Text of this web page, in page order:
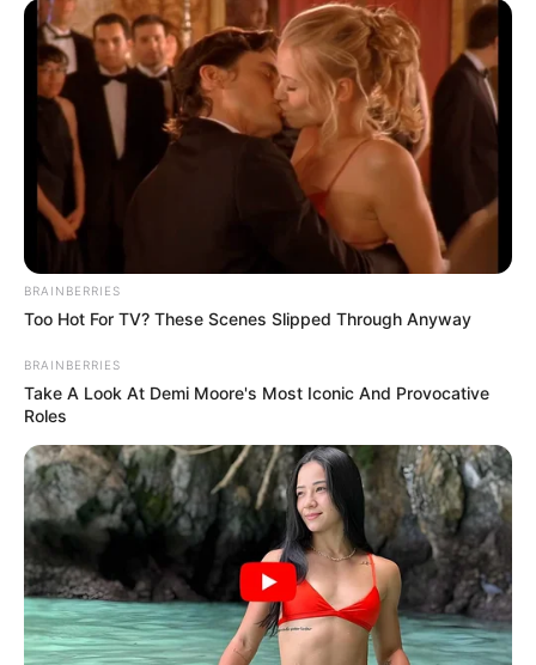
BRAINBERRIES
Too Hot For TV? These Scenes Slipped Through Anyway
BRAINBERRIES
Take A Look At Demi Moore's Most Iconic And Provocative
Roles